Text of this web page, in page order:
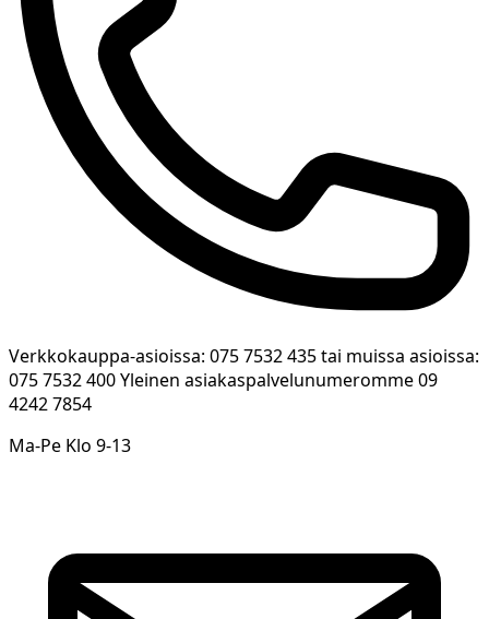
Verkkokauppa-asioissa: 075 7532 435 tai muissa asioissa:
075 7532 400 Yleinen asiakaspalvelunumeromme 09
4242 7854
Ma-Pe Klo 9-13